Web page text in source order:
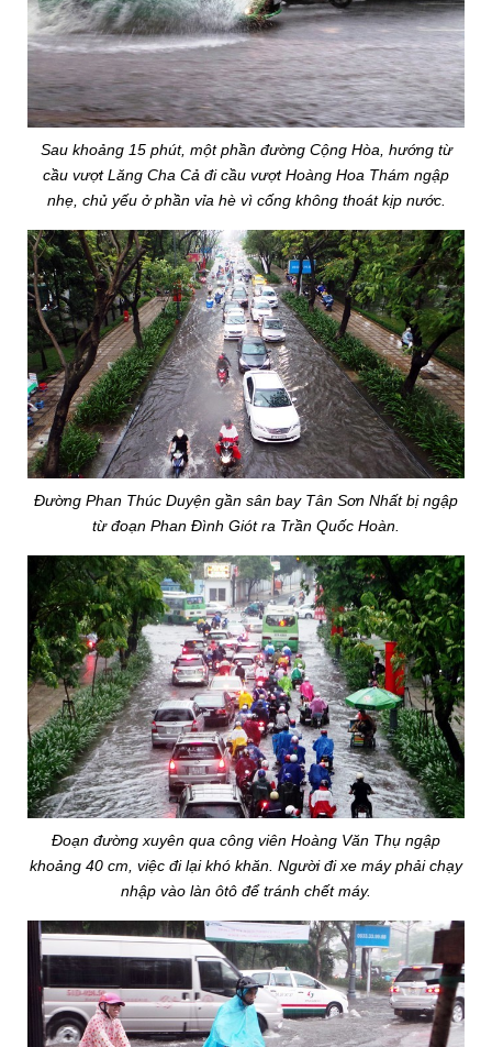
Sau khoảng 15 phút, một phần đường Cộng Hòa, hướng từ
cầu vượt Lăng Cha Cả đi cầu vượt Hoàng Hoa Thám ngập
nhẹ, chủ yếu ở phần vỉa hè vì cống không thoát kịp nước.
Đường Phan Thúc Duyện gần sân bay Tân Sơn Nhất bị ngập
từ đoạn Phan Đình Giót ra Trần Quốc Hoàn.
Đoạn đường xuyên qua công viên Hoàng Văn Thụ ngập
khoảng 40 cm, việc đi lại khó khăn. Người đi xe máy phải chạy
nhập vào làn ôtô để tránh chết máy.